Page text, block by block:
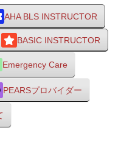
AHA BLS INSTRUCTOR
BASIC INSTRUCTOR
Emergency Care
PEARSプロバイダー